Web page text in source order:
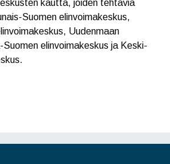
kautta, joiden tehtäviä
Suomen elinvoimakeskus,
Uudenmaan
elinvoimakeskus ja Keski-